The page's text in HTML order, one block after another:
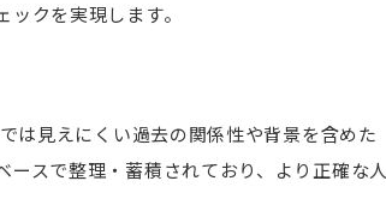
クを実現します。
は見えにくい過去の関係性や背景を含めた
スで整理・蓄積されており、より正確な人